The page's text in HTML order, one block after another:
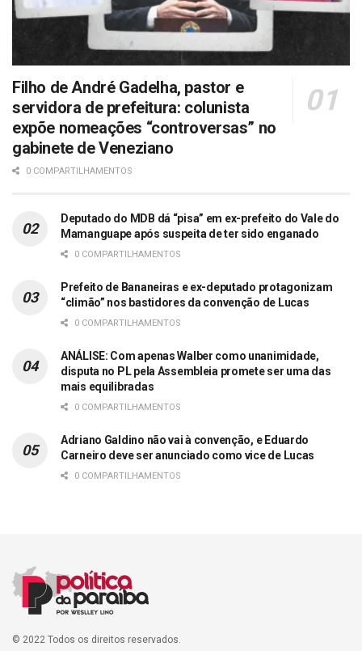
Filho de André Gadelha, pastor e
servidora de prefeitura: colunista
expõe nomeações “controversas” no
gabinete de Veneziano
0 COMPARTILHAMENTOS
Deputado do MDB dá “pisa” em ex-prefeito do Vale do
Mamanguape após suspeita de ter sido enganado
0 COMPARTILHAMENTOS
Prefeito de Bananeiras e ex-deputado protagonizam
“climão” nos bastidores da convenção de Lucas
0 COMPARTILHAMENTOS
ANÁLISE: Com apenas Walber como unanimidade,
disputa no PL pela Assembleia promete ser uma das
mais equilibradas
0 COMPARTILHAMENTOS
Adriano Galdino não vai à convenção, e Eduardo
Carneiro deve ser anunciado como vice de Lucas
0 COMPARTILHAMENTOS
© 2022 Todos os direitos reservados.